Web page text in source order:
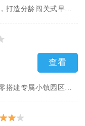
泡泡早教大冒险以可爱的泡泡精灵为主角，打造分龄闯关式早教冒险...
查看